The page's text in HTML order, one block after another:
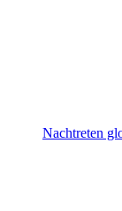
Nachtreten